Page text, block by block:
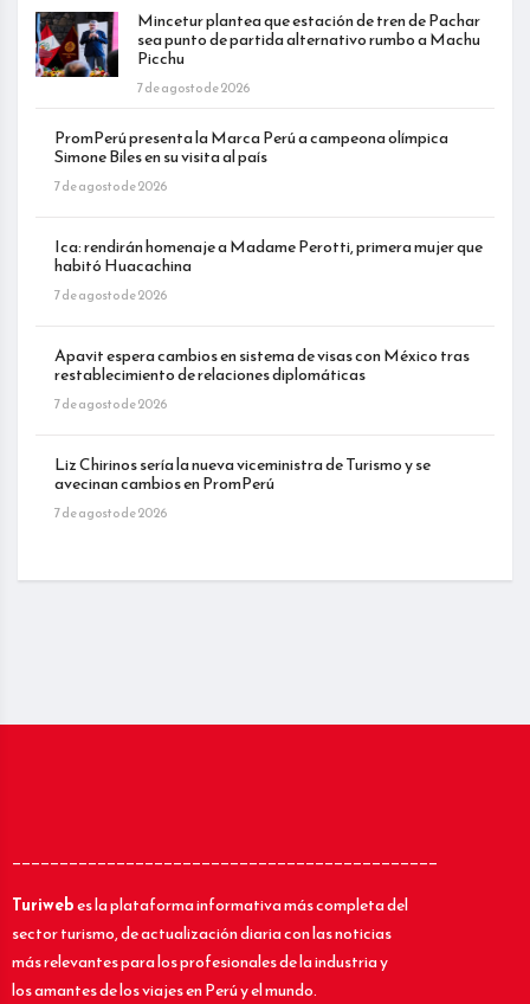
Mincetur plantea que estación de tren de Pachar
sea punto de partida alternativo rumbo a Machu
Picchu
7 de agosto de 2026
PromPerú presenta la Marca Perú a campeona olímpica
Simone Biles en su visita al país
7 de agosto de 2026
Ica: rendirán homenaje a Madame Perotti, primera mujer que
habitó Huacachina
7 de agosto de 2026
Apavit espera cambios en sistema de visas con México tras
restablecimiento de relaciones diplomáticas
7 de agosto de 2026
Liz Chirinos sería la nueva viceministra de Turismo y se
avecinan cambios en PromPerú
7 de agosto de 2026
_____________________________________________
Turiwebes la plataforma informativa más completa del
sector turismo, de actualización diaria con las noticias
más relevantes para los profesionales de la industria y
los amantes de los viajes en Perú y el mundo.